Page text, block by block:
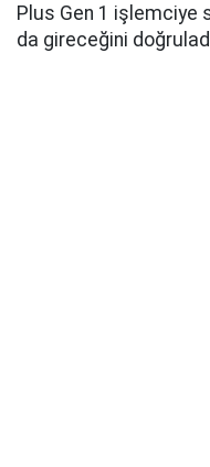
Plus Gen 1 işlemciye
da gireceğini